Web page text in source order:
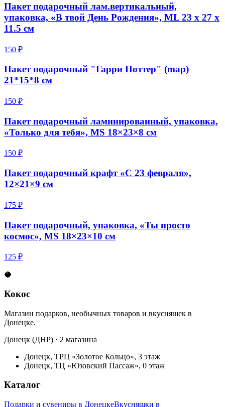
Пакет подарочный лам.вертикальный,
упаковка, «В твой День Рождения», ML 23 х 27 х
11.5 см
150 ₽
Пакет подарочный "Гарри Поттер" (map)
21*15*8 см
150 ₽
Пакет подарочный ламинированный, упаковка,
«Только для тебя», MS 18×23×8 см
150 ₽
Пакет подарочный крафт «С 23 февраля»,
12×21×9 см
175 ₽
Пакет подарочный, упаковка, «Ты просто
космос», MS 18×23×10 см
125 ₽
🥥
Кокос
Магазин подарков, необычных товаров и вкусняшек в
Донецке.
Донецк (ДНР) · 2 магазина
Донецк, ТРЦ «Золотое Кольцо», 3 этаж
Донецк, ТЦ «Юзовский Пассаж», 0 этаж
Каталог
Подарки и сувениры в ДонецкеВкусняшки в